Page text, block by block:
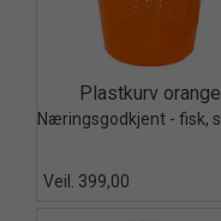
Plastkurv orange
Veil. 399,00